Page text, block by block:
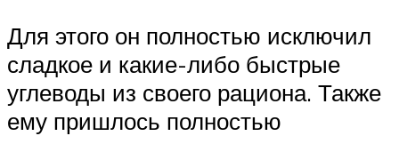
Для этого он полностью исключил
сладкое и какие-либо быстрые
углеводы из своего рациона. Также
ему пришлось полностью